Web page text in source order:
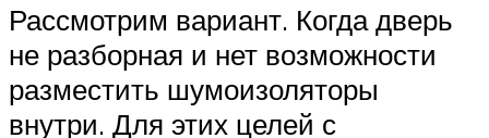
Рассмотрим вариант. Когда дверь
не разборная и нет возможности
разместить шумоизоляторы
внутри. Для этих целей с